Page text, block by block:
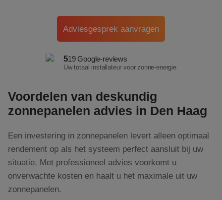
Adviesgesprek aanvragen
519 Google-reviews
Uw totaal installateur voor zonne-energie
Voordelen van deskundig
zonnepanelen advies in Den Haag
Een investering in zonnepanelen levert alleen optimaal
rendement op als het systeem perfect aansluit bij uw
situatie. Met professioneel advies voorkomt u
onverwachte kosten en haalt u het maximale uit uw
zonnepanelen.